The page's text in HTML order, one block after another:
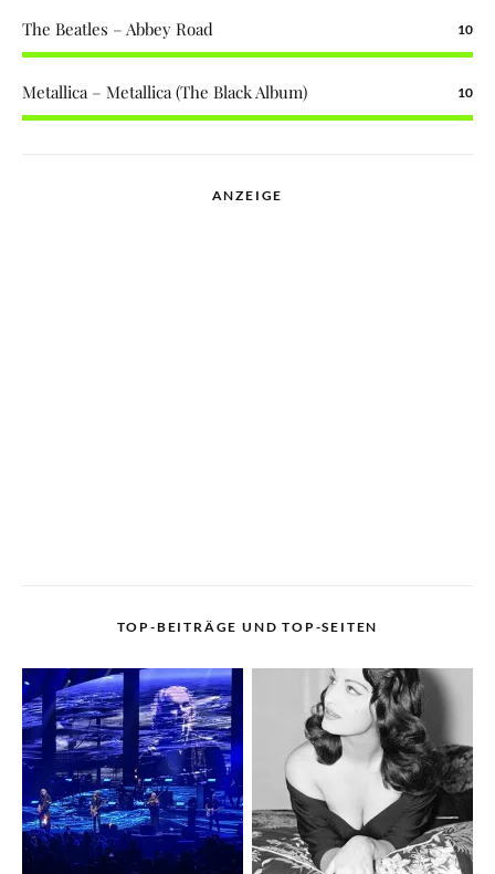
The Beatles – Abbey Road 10
Metallica – Metallica (The Black Album) 10
ANZEIGE
TOP-BEITRÄGE UND TOP-SEITEN